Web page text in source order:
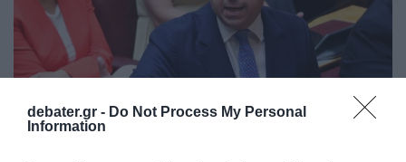
debater.gr - Do Not Process My Personal
Information